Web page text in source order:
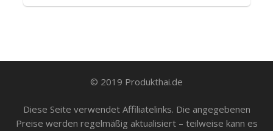
© 2019 Produkthai.de
Diese Seite verwendet Affiliatelinks. Die angegebenen
Preise werden regelmäßig aktualisiert – teilweise kann es